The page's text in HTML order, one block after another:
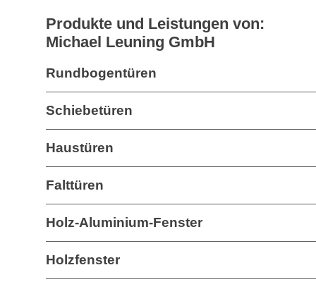
Produkte und Leistungen von:
Michael Leuning GmbH
Rundbogentüren
Schiebetüren
Haustüren
Falttüren
Holz-Aluminium-Fenster
Holzfenster